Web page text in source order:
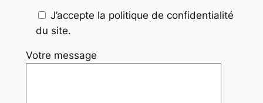
J’accepte la politique de confidentialité
du site.
Votre message